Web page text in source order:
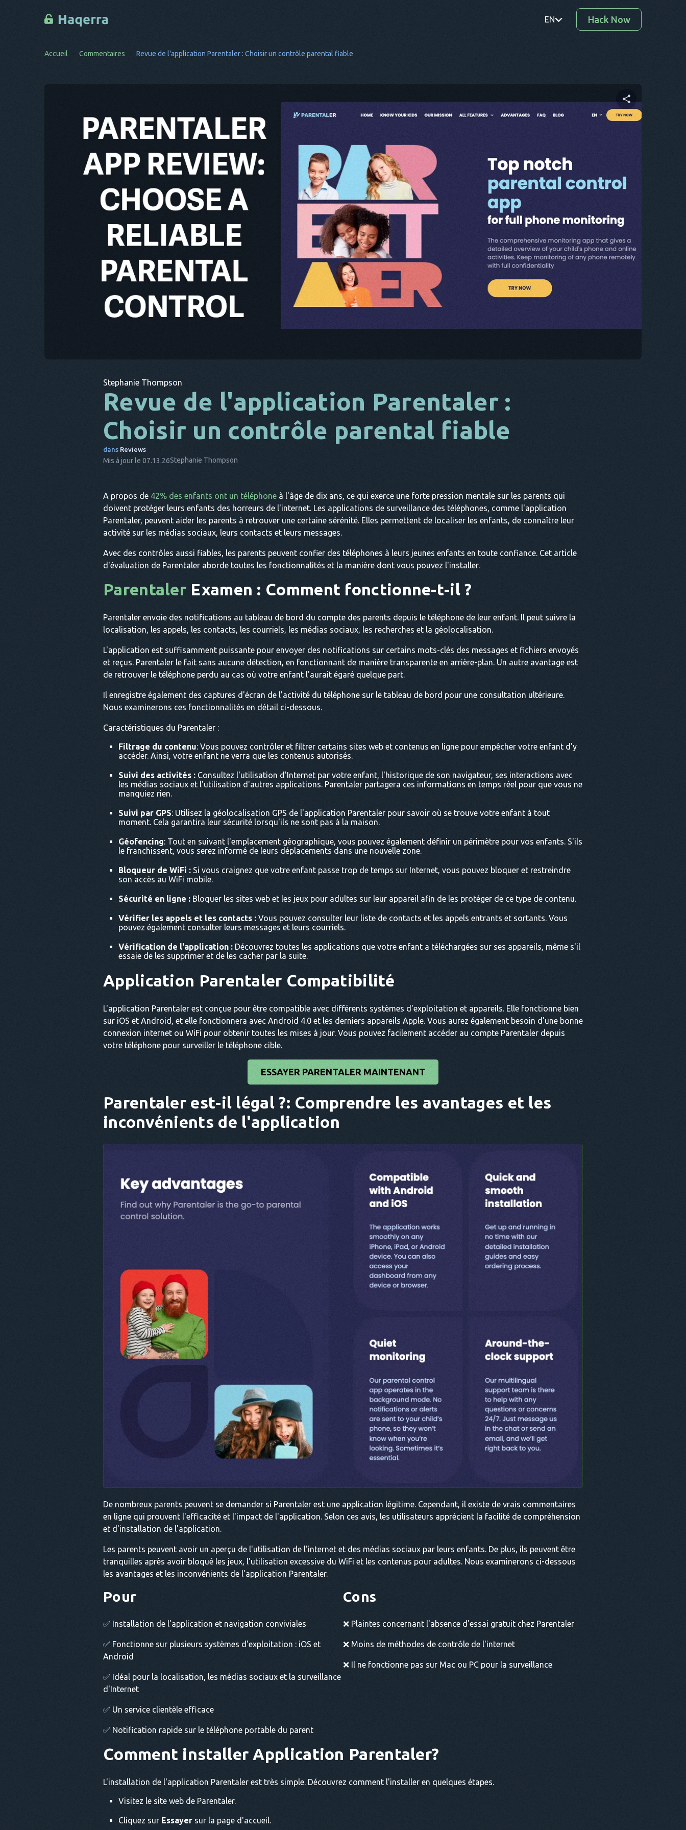
EN
DE
EL
AR
DA
ES
Hack Now
Accueil Commentaires Revue de l'application Parentaler : Choisir un contrôle parental fiable
Partager cet article
Twitter Facebook
Stephanie Thompson
Revue de l'application Parentaler :
Choisir un contrôle parental fiable
dans Reviews
Mis à jour le 07.13.26Stephanie Thompson
A propos de 42% des enfants ont un téléphone à l'âge de dix ans, ce qui exerce une forte pression mentale sur les parents qui
doivent protéger leurs enfants des horreurs de l'internet. Les applications de surveillance des téléphones, comme l'application
Parentaler, peuvent aider les parents à retrouver une certaine sérénité. Elles permettent de localiser les enfants, de connaître leur
activité sur les médias sociaux, leurs contacts et leurs messages.
Avec des contrôles aussi fiables, les parents peuvent confier des téléphones à leurs jeunes enfants en toute confiance. Cet article
d'évaluation de Parentaler aborde toutes les fonctionnalités et la manière dont vous pouvez l'installer.
Parentaler Examen : Comment fonctionne-t-il ?
Parentaler envoie des notifications au tableau de bord du compte des parents depuis le téléphone de leur enfant. Il peut suivre la
localisation, les appels, les contacts, les courriels, les médias sociaux, les recherches et la géolocalisation.
L'application est suffisamment puissante pour envoyer des notifications sur certains mots-clés des messages et fichiers envoyés
et reçus. Parentaler le fait sans aucune détection, en fonctionnant de manière transparente en arrière-plan. Un autre avantage est
de retrouver le téléphone perdu au cas où votre enfant l'aurait égaré quelque part.
Il enregistre également des captures d'écran de l'activité du téléphone sur le tableau de bord pour une consultation ultérieure.
Nous examinerons ces fonctionnalités en détail ci-dessous.
Caractéristiques du Parentaler :
Filtrage du contenu: Vous pouvez contrôler et filtrer certains sites web et contenus en ligne pour empêcher votre enfant d'y
accéder. Ainsi, votre enfant ne verra que les contenus autorisés.
Suivi des activités : Consultez l'utilisation d'Internet par votre enfant, l'historique de son navigateur, ses interactions avec
les médias sociaux et l'utilisation d'autres applications. Parentaler partagera ces informations en temps réel pour que vous ne
manquiez rien.
Suivi par GPS: Utilisez la géolocalisation GPS de l'application Parentaler pour savoir où se trouve votre enfant à tout
moment. Cela garantira leur sécurité lorsqu'ils ne sont pas à la maison.
Géofencing: Tout en suivant l'emplacement géographique, vous pouvez également définir un périmètre pour vos enfants. S'ils
le franchissent, vous serez informé de leurs déplacements dans une nouvelle zone.
Bloqueur de WiFi : Si vous craignez que votre enfant passe trop de temps sur Internet, vous pouvez bloquer et restreindre
son accès au WiFi mobile.
Sécurité en ligne : Bloquer les sites web et les jeux pour adultes sur leur appareil afin de les protéger de ce type de contenu.
Vérifier les appels et les contacts : Vous pouvez consulter leur liste de contacts et les appels entrants et sortants. Vous
pouvez également consulter leurs messages et leurs courriels.
Vérification de l'application : Découvrez toutes les applications que votre enfant a téléchargées sur ses appareils, même s'il
essaie de les supprimer et de les cacher par la suite.
Application Parentaler Compatibilité
L'application Parentaler est conçue pour être compatible avec différents systèmes d'exploitation et appareils. Elle fonctionne bien
sur iOS et Android, et elle fonctionnera avec Android 4.0 et les derniers appareils Apple. Vous aurez également besoin d'une bonne
connexion internet ou WiFi pour obtenir toutes les mises à jour. Vous pouvez facilement accéder au compte Parentaler depuis
votre téléphone pour surveiller le téléphone cible.
ESSAYER PARENTALER MAINTENANT
Parentaler est-il légal ?: Comprendre les avantages et les
inconvénients de l'application
De nombreux parents peuvent se demander si Parentaler est une application légitime. Cependant, il existe de vrais commentaires
en ligne qui prouvent l'efficacité et l'impact de l'application. Selon ces avis, les utilisateurs apprécient la facilité de compréhension
et d'installation de l'application.
Les parents peuvent avoir un aperçu de l'utilisation de l'internet et des médias sociaux par leurs enfants. De plus, ils peuvent être
tranquilles après avoir bloqué les jeux, l'utilisation excessive du WiFi et les contenus pour adultes. Nous examinerons ci-dessous
les avantages et les inconvénients de l'application Parentaler.
Pour
✅ Installation de l'application et navigation conviviales
✅ Fonctionne sur plusieurs systèmes d'exploitation : iOS et
Android
✅ Idéal pour la localisation, les médias sociaux et la surveillance
d'Internet
✅ Un service clientèle efficace
✅ Notification rapide sur le téléphone portable du parent
Cons
❌ Plaintes concernant l'absence d'essai gratuit chez Parentaler
❌ Moins de méthodes de contrôle de l'internet
❌ Il ne fonctionne pas sur Mac ou PC pour la surveillance
Comment installer Application Parentaler?
L'installation de l'application Parentaler est très simple. Découvrez comment l'installer en quelques étapes.
Visitez le site web de Parentaler.
Cliquez sur Essayer sur la page d'accueil.